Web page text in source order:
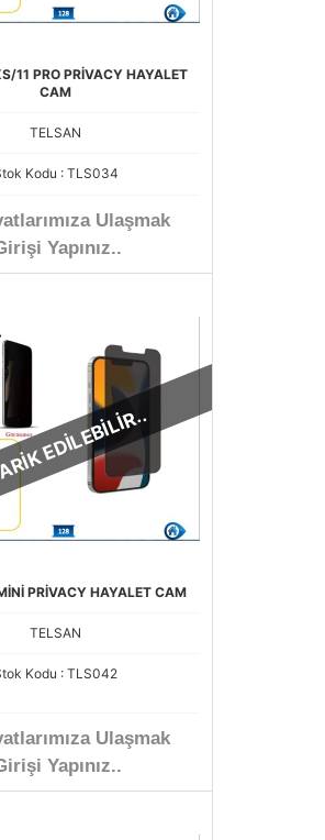
11 PRO PRİVACY HAYALET
CAM
TELSAN
Kodu : TLS034
Ulaşmak
Yapınız..
EDİLEBİLİR..
PRİVACY HAYALET CAM
TELSAN
Kodu : TLS042
Ulaşmak
Yapınız..